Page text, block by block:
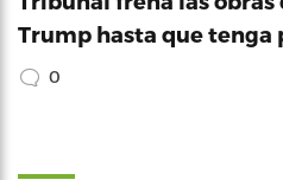
Trump hasta que tenga
0